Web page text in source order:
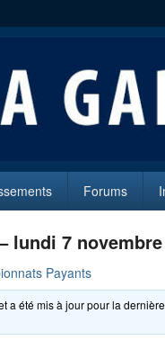
(92250)
Forums
lundi 7
Payants
a été mis à jour pour la